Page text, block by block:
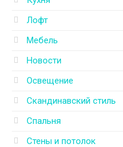
Лофт
Мебель
Новости
Освещение
Скандинавский стиль
Спальня
Стены и потолок